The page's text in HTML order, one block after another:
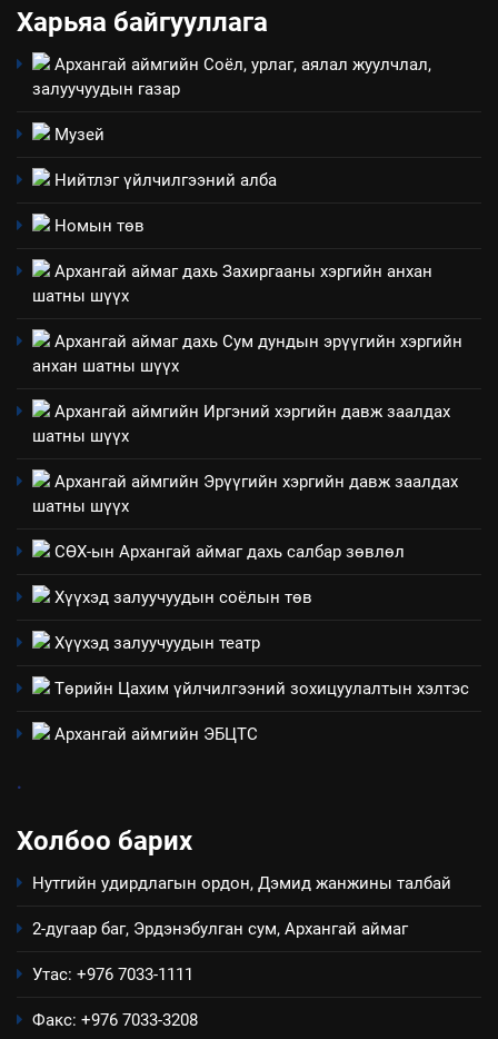
зөвлөлийн 2025 оны үйл
төлөвлөгөө
ТАЗ-ЫН САЛБАР ЗӨВЛӨЛ
5
хэмжээний төлөвлөгөө
6
аудитын дүгнэлт
7
байгаа хууль тогтоомж
8
Мэдээлэл хариуцагчийн
үйлдвэрлэл, үйлчилгээ,
технологийн хүн, мал, амьтны
эрүүл мэнд, байгаль орчинд
нөлөөллийн талаарх
ИЛ ТОД БАЙДАЛ
Харьяа байгууллага
Архангай аймгийн Соёл, урлаг, аялал жуулчлал,
залуучуудын газар
Музей
Нийтлэг үйлчилгээний алба
Номын төв
Архангай аймаг дахь Захиргааны хэргийн анхан
шатны шүүх
Архангай аймаг дахь Сум дундын эрүүгийн хэргийн
анхан шатны шүүх
Архангай аймгийн Иргэний хэргийн давж заалдах
шатны шүүх
Архангай аймгийн Эрүүгийн хэргийн давж заалдах
шатны шүүх
СӨХ-ын Архангай аймаг дахь салбар зөвлөл
Хүүхэд залуучуудын соёлын төв
Хүүхэд залуучуудын театр
Төрийн Цахим үйлчилгээний зохицуулалтын хэлтэс
Архангай аймгийн ЭБЦТС
.
Холбоо барих
Нутгийн удирдлагын ордон, Дэмид жанжины талбай
2-дугаар баг, Эрдэнэбулган сум, Архангай аймаг
Утас: +976 7033-1111
Факс: +976 7033-3208